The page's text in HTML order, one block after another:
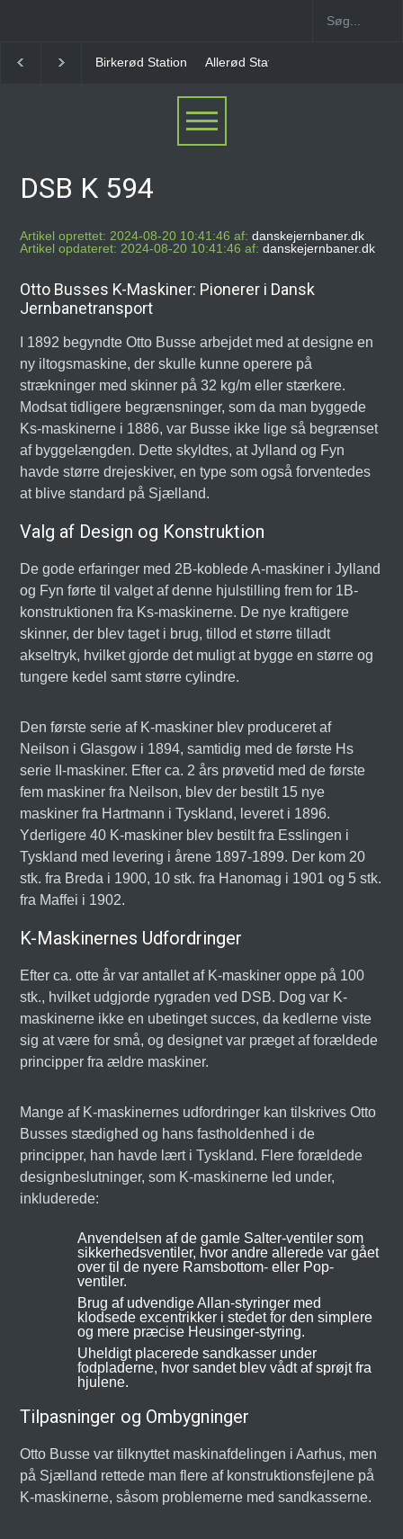
Birkerød Station Allerød Station
DSB K 594
Artikel oprettet: 2024-08-20 10:41:46 af: danskejernbaner.dk
Artikel opdateret: 2024-08-20 10:41:46 af: danskejernbaner.dk
Otto Busses K-Maskiner: Pionerer i Dansk
Jernbanetransport
I 1892 begyndte Otto Busse arbejdet med at designe en
ny iltogsmaskine, der skulle kunne operere på
strækninger med skinner på 32 kg/m eller stærkere.
Modsat tidligere begrænsninger, som da man byggede
Ks-maskinerne i 1886, var Busse ikke lige så begrænset
af byggelængden. Dette skyldtes, at Jylland og Fyn
havde større drejeskiver, en type som også forventedes
at blive standard på Sjælland.
Valg af Design og Konstruktion
De gode erfaringer med 2B-koblede A-maskiner i Jylland
og Fyn førte til valget af denne hjulstilling frem for 1B-
konstruktionen fra Ks-maskinerne. De nye kraftigere
skinner, der blev taget i brug, tillod et større tilladt
akseltryk, hvilket gjorde det muligt at bygge en større og
tungere kedel samt større cylindre.
Den første serie af K-maskiner blev produceret af
Neilson i Glasgow i 1894, samtidig med de første Hs
serie II-maskiner. Efter ca. 2 års prøvetid med de første
fem maskiner fra Neilson, blev der bestilt 15 nye
maskiner fra Hartmann i Tyskland, leveret i 1896.
Yderligere 40 K-maskiner blev bestilt fra Esslingen i
Tyskland med levering i årene 1897-1899. Der kom 20
stk. fra Breda i 1900, 10 stk. fra Hanomag i 1901 og 5 stk.
fra Maffei i 1902.
K-Maskinernes Udfordringer
Efter ca. otte år var antallet af K-maskiner oppe på 100
stk., hvilket udgjorde rygraden ved DSB. Dog var K-
maskinerne ikke en ubetinget succes, da kedlerne viste
sig at være for små, og designet var præget af forældede
principper fra ældre maskiner.
Mange af K-maskinernes udfordringer kan tilskrives Otto
Busses stædighed og hans fastholdenhed i de
principper, han havde lært i Tyskland. Flere forældede
designbeslutninger, som K-maskinerne led under,
inkluderede:
Anvendelsen af de gamle Salter-ventiler som
sikkerhedsventiler, hvor andre allerede var gået
over til de nyere Ramsbottom- eller Pop-
ventiler.
Brug af udvendige Allan-styringer med
klodsede excentrikker i stedet for den simplere
og mere præcise Heusinger-styring.
Uheldigt placerede sandkasser under
fodpladerne, hvor sandet blev vådt af sprøjt fra
hjulene.
Tilpasninger og Ombygninger
Otto Busse var tilknyttet maskinafdelingen i Aarhus, men
på Sjælland rettede man flere af konstruktionsfejlene på
K-maskinerne, såsom problemerne med sandkasserne.